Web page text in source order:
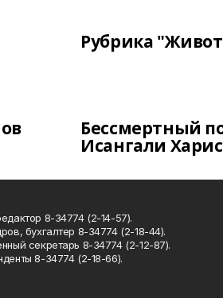
Рубрика
Бессмертный
Исангали
8-34774 (2-14-57).
бухгалтер 8-34774 (2-18-44).
секретарь 8-34774 (2-12-87).
8-34774 (2-18-66).